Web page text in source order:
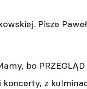
Pisze
bo
koncerty, z